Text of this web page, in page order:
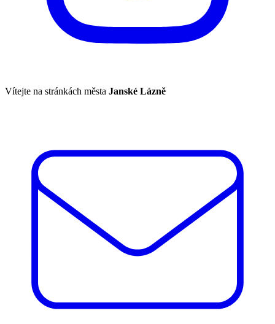
Vítejte na stránkách města Janské Lázně